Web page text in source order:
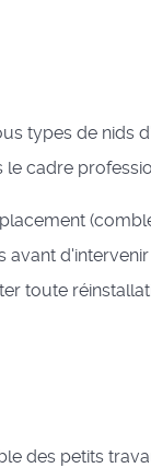
types de nids
cadre
toute
des petits